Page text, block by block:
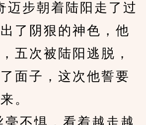
迈步朝着陆阳走了过
了阴狠的神色，他
五次被陆阳逃脱，
面子，这次他誓要
。